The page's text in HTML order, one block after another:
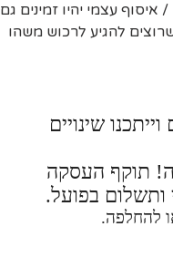
עצמי יהיו זמינים גם
להגיע לרכוש משהו
שינויים
תוקף העסקה
בפועל.
להחלפה.